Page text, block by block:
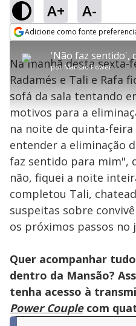
A+ A-
Adicione como fonte
a
window.
modal
be
by
the
Escape
key
activating
close
Conteúdo
Lamentamos, mas o vídeo que
exclusiva em
por Mansão Power
Na manhã desta sexta-
Radamés e Tali e Rafa
sofá da sala tentando
motivos para a
na noite de quinta-
entender a eliminação
faz sentido para mim",
não, fiquei a noite
completou Tali,
suspeitas sobre
os próximos passos no
Quer acompanhar
dentro da Mansão?
tenha acesso à
Power Couplecom